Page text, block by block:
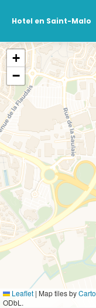
Hotel en Saint-Malo
+
−
Leaflet | Map tiles byCarto
ODbL.